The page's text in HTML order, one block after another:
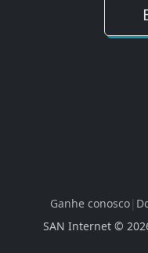
Ganhe conosco|
SAN Internet ©